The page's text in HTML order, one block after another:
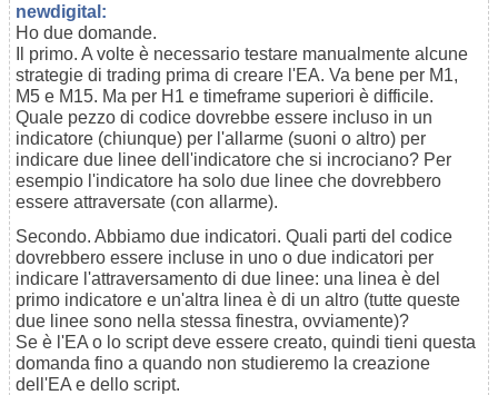
newdigital:
Ho due domande.
Il primo. A volte è necessario testare manualmente alcune
strategie di trading prima di creare l'EA. Va bene per M1,
M5 e M15. Ma per H1 e timeframe superiori è difficile.
Quale pezzo di codice dovrebbe essere incluso in un
indicatore (chiunque) per l'allarme (suoni o altro) per
indicare due linee dell'indicatore che si incrociano? Per
esempio l'indicatore ha solo due linee che dovrebbero
essere attraversate (con allarme).
Secondo. Abbiamo due indicatori. Quali parti del codice
dovrebbero essere incluse in uno o due indicatori per
indicare l'attraversamento di due linee: una linea è del
primo indicatore e un'altra linea è di un altro (tutte queste
due linee sono nella stessa finestra, ovviamente)?
Se è l'EA o lo script deve essere creato, quindi tieni questa
domanda fino a quando non studieremo la creazione
dell'EA e dello script.